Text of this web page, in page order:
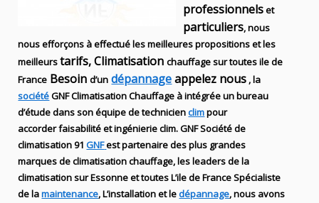
professionnelset
particuliers, nous
nous efforçons à effectué les meilleures propositions et les
meilleurstarifs, Climatisationchauffage sur toutes ile de
France Besoind’un dépannageappelez nous , la
sociétéGNFClimatisation Chauffage à intégrée un bureau
d’étude dans son équipe de technicienclimpour
accorder faisabilité et ingénierieclim.GNFSociété de
climatisation 91GNFest partenaire des plus grandes
marques declimatisation chauffage, les leadersde la
climatisation sur Essonne et toutes L’ile de France Spécialiste
delamaintenance, L’installationet ledépannage, nous avons